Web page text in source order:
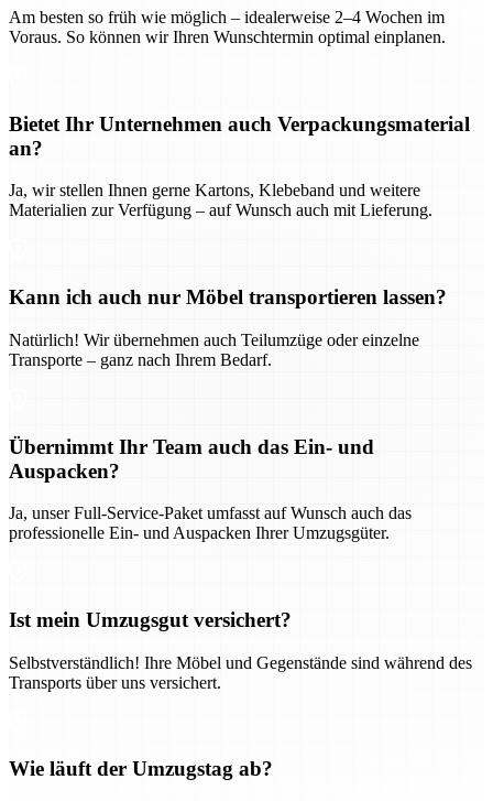
Am besten so früh wie möglich – idealerweise 2–4 Wochen im
Voraus. So können wir Ihren Wunschtermin optimal einplanen.
Bietet Ihr Unternehmen auch Verpackungsmaterial
an?
Ja, wir stellen Ihnen gerne Kartons, Klebeband und weitere
Materialien zur Verfügung – auf Wunsch auch mit Lieferung.
Kann ich auch nur Möbel transportieren lassen?
Natürlich! Wir übernehmen auch Teilumzüge oder einzelne
Transporte – ganz nach Ihrem Bedarf.
Übernimmt Ihr Team auch das Ein- und
Auspacken?
Ja, unser Full-Service-Paket umfasst auf Wunsch auch das
professionelle Ein- und Auspacken Ihrer Umzugsgüter.
Ist mein Umzugsgut versichert?
Selbstverständlich! Ihre Möbel und Gegenstände sind während des
Transports über uns versichert.
Wie läuft der Umzugstag ab?